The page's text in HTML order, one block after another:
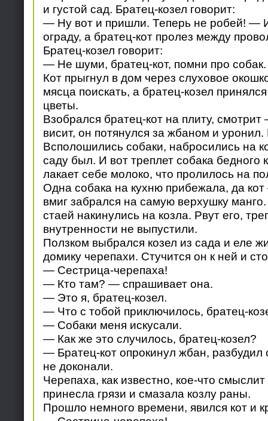
и густой сад. Братец-козел говорит:
— Ну вот и пришли. Теперь не робей! —
ограду, а братец-кот пролез между
Братец-козел говорит:
— Не шуми, братец-кот, помни про собак.
Кот прыгнул в дом через слуховое
мясца поискать, а братец-козел
цветы.
Взобрался братец-кот на плиту,
висит, он потянулся за жбаном и
Всполошились собаки, набросились на
саду был. И вот треплет собака бедного
лакает себе молоко, что пролилось на
Одна собака на кухню прибежала, да
вмиг забрался на самую верхушку
стаей накинулись на козла. Рвут его,
внутренности не выпустили.
Ползком выбрался козел из сада и еле
домику черепахи. Стучится он к ней и
— Сестрица-черепаха!
— Кто там? — спрашивает она.
— Это я, братец-козел.
— Что с тобой приключилось, братец-
— Собаки меня искусали.
— Как же это случилось, братец-козел?
— Братец-кот опрокинул жбан, разбудил
не доконали.
Черепаха, как известно, кое-что
принесла грязи и смазала козлу раны.
Прошло немного времени, явился кот и